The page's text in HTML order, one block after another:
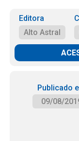
Editora
Alto Astral
Publicado
09/08/